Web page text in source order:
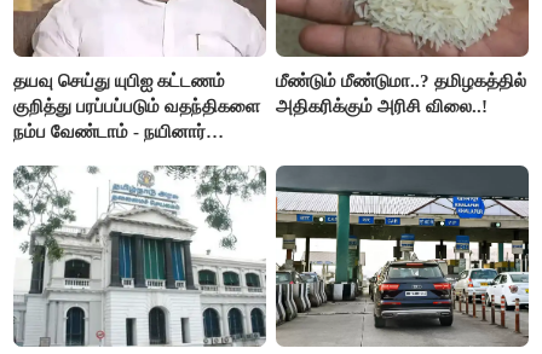
தயவு செய்து யுபிஐ கட்டணம்
குறித்து பரப்பப்படும் வதந்திகளை
நம்ப வேண்டாம் - நயினார்
மீண்டும் மீண்டுமா..? தமிழகத்தில்
அதிகரிக்கும் அரிசி விலை..!